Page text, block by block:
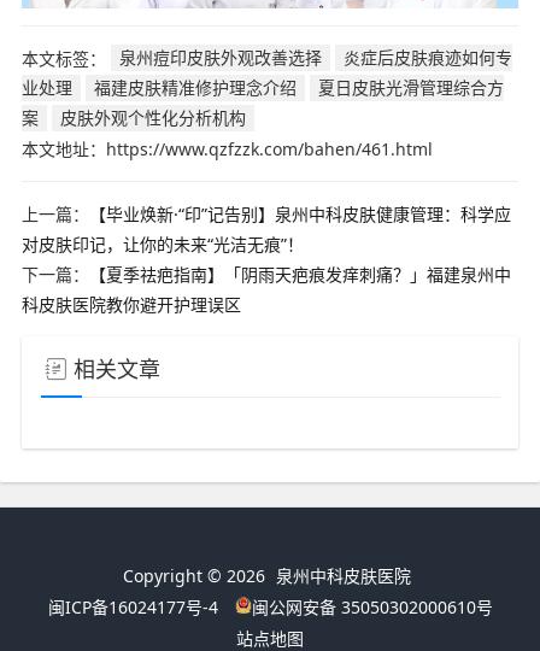
本文标签： 泉州痘印皮肤外观改善选择
炎症后皮肤痕迹如何专
业处理
福建皮肤精准修护理念介绍
夏日皮肤光滑管理综合方
案
皮肤外观个性化分析机构
本文地址：https://www.qzfzzk.com/bahen/461.html
上一篇：
【毕业焕新·“印”记告别】泉州中科皮肤健康管理：科学应
对皮肤印记，让你的未来“光洁无痕”！
下一篇：
【夏季祛疤指南】「阴雨天疤痕发痒刺痛？」福建泉州中
科皮肤医院教你避开护理误区
相关文章
Copyright © 2026 泉州中科皮肤医院
闽ICP备16024177号-4
闽公网安备 35050302000610号
站点地图